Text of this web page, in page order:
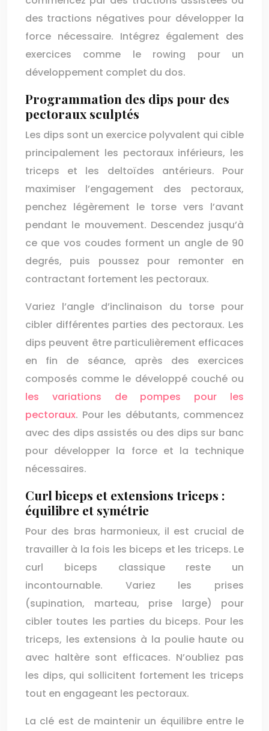
des tractions négatives pour développer la
force nécessaire. Intégrez également des
exercices comme le rowing pour un
développement complet du dos.
Programmation des dips pour des
pectoraux sculptés
Les dips sont un exercice polyvalent qui cible
principalement les pectoraux inférieurs, les
triceps et les deltoïdes antérieurs. Pour
maximiser l’engagement des pectoraux,
penchez légèrement le torse vers l’avant
pendant le mouvement. Descendez jusqu’à
ce que vos coudes forment un angle de 90
degrés, puis poussez pour remonter en
contractant fortement les pectoraux.
Variez l’angle d’inclinaison du torse pour
cibler différentes parties des pectoraux. Les
dips peuvent être particulièrement efficaces
en fin de séance, après des exercices
composés comme le développé couché ou
les variations de pompes pour les
pectoraux. Pour les débutants, commencez
avec des dips assistés ou des dips sur banc
pour développer la force et la technique
nécessaires.
Curl biceps et extensions triceps :
équilibre et symétrie
Pour des bras harmonieux, il est crucial de
travailler à la fois les biceps et les triceps. Le
curl biceps classique reste un
incontournable. Variez les prises
(supination, marteau, prise large) pour
cibler toutes les parties du biceps. Pour les
triceps, les extensions à la poulie haute ou
avec haltère sont efficaces. N’oubliez pas
les dips, qui sollicitent fortement les triceps
tout en engageant les pectoraux.
La clé est de maintenir un équilibre entre le